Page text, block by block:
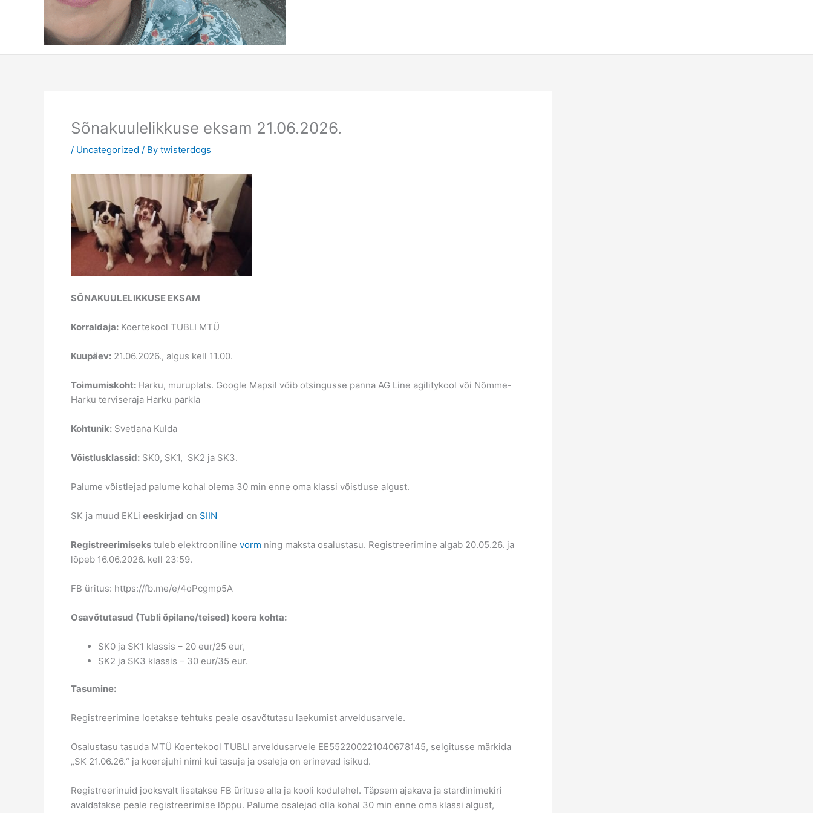
Sõnakuulelikkuse eksam 21.06.2026.
/ Uncategorized / By twisterdogs
SÕNAKUULELIKKUSE EKSAM
Korraldaja: Koertekool TUBLI MTÜ
Kuupäev: 21.06.2026., algus kell 11.00.
Toimumiskoht: Harku, muruplats. Google Mapsil võib otsingusse panna AG Line agilitykool või Nõmme-
Harku terviseraja Harku parkla
Kohtunik: Svetlana Kulda
Võistlusklassid: SK0, SK1, SK2 ja SK3.
Palume võistlejad palume kohal olema 30 min enne oma klassi võistluse algust.
SK ja muud EKLi eeskirjad on SIIN
Registreerimiseks tuleb elektrooniline vorm ning maksta osalustasu. Registreerimine algab 20.05.26. ja
lõpeb 16.06.2026. kell 23:59.
FB üritus: https://fb.me/e/4oPcgmp5A
Osavõtutasud (Tubli õpilane/teised) koera kohta:
SK0 ja SK1 klassis – 20 eur/25 eur,
SK2 ja SK3 klassis – 30 eur/35 eur.
Tasumine:
Registreerimine loetakse tehtuks peale osavõtutasu laekumist arveldusarvele.
Osalustasu tasuda MTÜ Koertekool TUBLI arveldusarvele EE552200221040678145, selgitusse märkida
„SK 21.06.26.“ ja koerajuhi nimi kui tasuja ja osaleja on erinevad isikud.
Registreerinuid jooksvalt lisatakse FB ürituse alla ja kooli kodulehel. Täpsem ajakava ja stardinimekiri
avaldatakse peale registreerimise lõppu. Palume osalejad olla kohal 30 min enne oma klassi algust,